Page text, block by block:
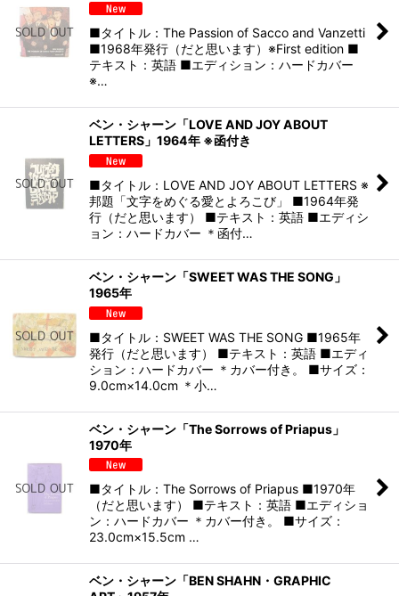
■タイトル：The Passion of Sacco and Vanzetti
■1968年発行（だと思います）※First edition ■
テキスト：英語 ■エディション：ハードカバー
※…
ベン・シャーン「LOVE AND JOY ABOUT
LETTERS」1964年 ※函付き
■タイトル：LOVE AND JOY ABOUT LETTERS ※
邦題「文字をめぐる愛とよろこび」 ■1964年発
行（だと思います） ■テキスト：英語 ■エディシ
ョン：ハードカバー ＊函付…
ベン・シャーン「SWEET WAS THE SONG」
1965年
■タイトル：SWEET WAS THE SONG ■1965年
発行（だと思います） ■テキスト：英語 ■エディ
ション：ハードカバー ＊カバー付き。 ■サイズ：
9.0cm×14.0cm ＊小…
ベン・シャーン「The Sorrows of Priapus」
1970年
■タイトル：The Sorrows of Priapus ■1970年
（だと思います） ■テキスト：英語 ■エディショ
ン：ハードカバー ＊カバー付き。 ■サイズ：
23.0cm×15.5cm …
ベン・シャーン「BEN SHAHN・GRAPHIC